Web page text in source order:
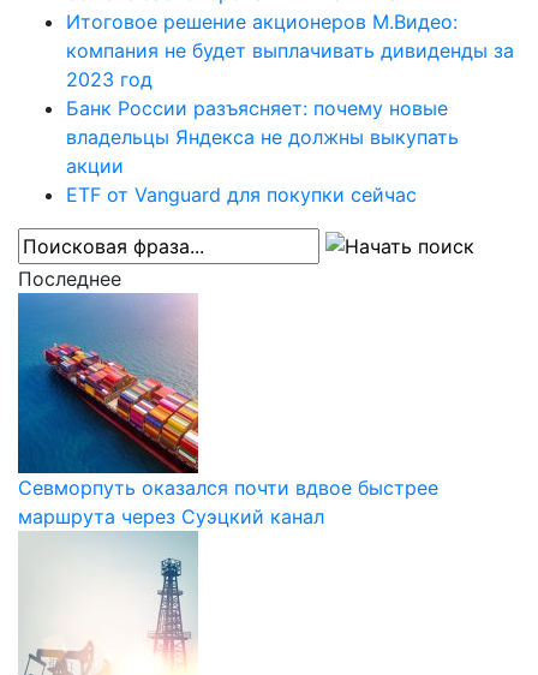
Итоговое решение акционеров М.Видео:
компания не будет выплачивать дивиденды за
2023 год
Банк России разъясняет: почему новые
владельцы Яндекса не должны выкупать
акции
ETF от Vanguard для покупки сейчас
Последнее
Севморпуть оказался почти вдвое быстрее
маршрута через Суэцкий канал